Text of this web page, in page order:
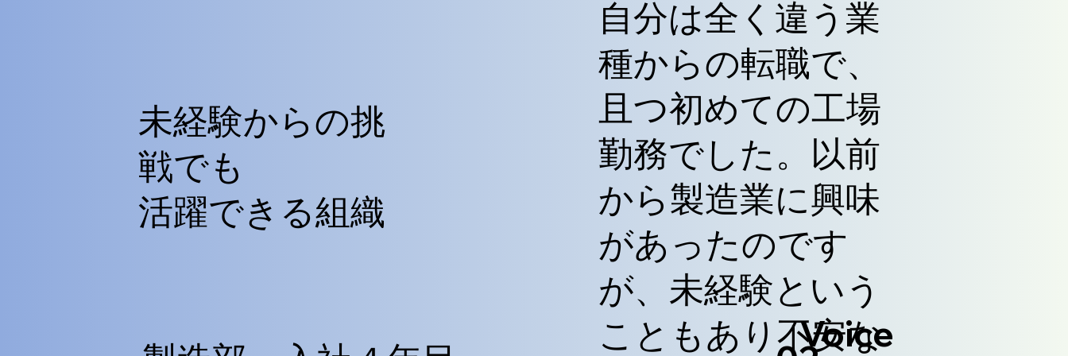
​未経験からの挑
戦でも
​活躍できる組織
自分は全く違う業
種からの転職で、
且つ初めての工場
勤務でした。以前
から製造業に興味
があったのです
が、未経験という
こともあり不安な
​Voice